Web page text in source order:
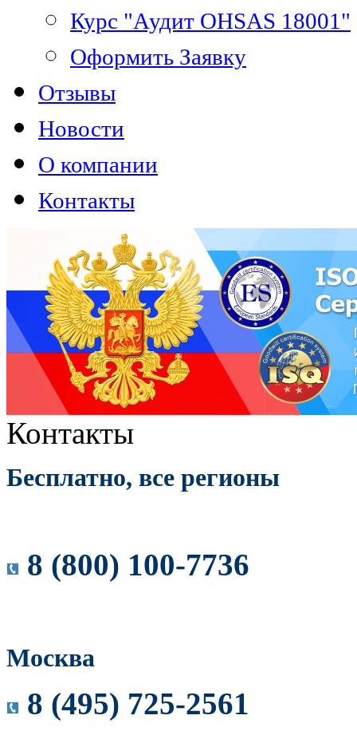
Курс "Аудит OHSAS 18001"
Оформить Заявку
Отзывы
Новости
О компании
Контакты
Контакты
Бесплатно, все регионы
8 (800) 100-7736
Москва
8 (495) 725-2561